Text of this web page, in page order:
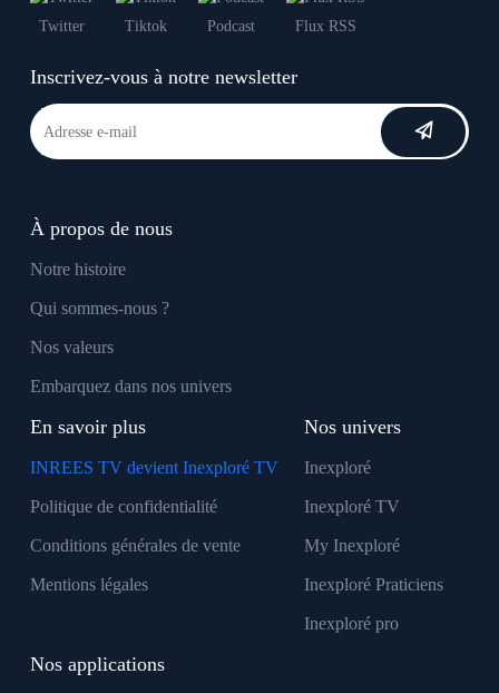
Twitter Tiktok Podcast Flux RSS
Inscrivez-vous à notre newsletter
À propos de nous
Notre histoire
Qui sommes-nous ?
Nos valeurs
Embarquez dans nos univers
En savoir plus
INREES TV devient Inexploré TV
Politique de confidentialité
Conditions générales de vente
Mentions légales
Nos univers
Inexploré
Inexploré TV
My Inexploré
Inexploré Praticiens
Inexploré pro
Nos applications